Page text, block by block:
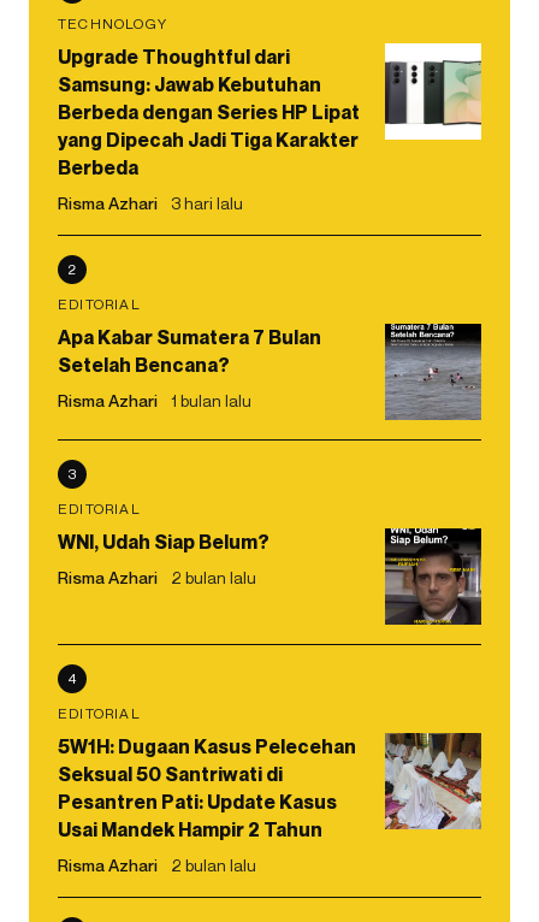
TECHNOLOGY
Upgrade Thoughtful dari
Samsung: Jawab Kebutuhan
Berbeda dengan Series HP Lipat
yang Dipecah Jadi Tiga Karakter
Berbeda
Risma Azhari 3 hari lalu
2
EDITORIAL
Apa Kabar Sumatera 7 Bulan
Setelah Bencana?
Risma Azhari 1 bulan lalu
3
EDITORIAL
WNI, Udah Siap Belum?
Risma Azhari 2 bulan lalu
4
EDITORIAL
5W1H: Dugaan Kasus Pelecehan
Seksual 50 Santriwati di
Pesantren Pati: Update Kasus
Usai Mandek Hampir 2 Tahun
Risma Azhari 2 bulan lalu